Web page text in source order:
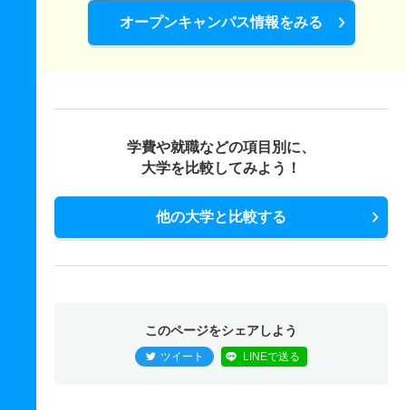
オープンキャンパス情報をみる
学費や就職などの項目別に、
大学を比較してみよう！
他の大学と比較する
このページをシェアしよう
ツイート LINEで送る